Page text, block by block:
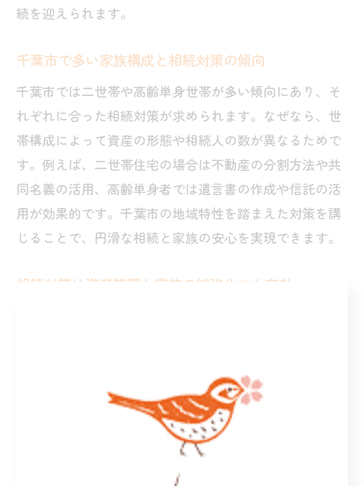
続を迎えられます。
千葉市で多い家族構成と相続対策の傾向
千葉市では二世帯や高齢単身世帯が多い傾向にあり、そ
れぞれに合った相続対策が求められます。なぜなら、世
帯構成によって資産の形態や相続人の数が異なるためで
す。例えば、二世帯住宅の場合は不動産の分割方法や共
同名義の活用、高齢単身者では遺言書の作成や信託の活
用が効果的です。千葉市の地域特性を踏まえた対策を講
じることで、円滑な相続と家族の安心を実現できます。
相続対策は資産管理と家族の絆強化にも有効
す。例えば、資産一覧の作成や将来設計の共有は、家族
全体の資産意識を高めるきっかけとなります。実践例と
して、定期的な資産確認や専門家との相談を通じて、家
族の協力体制を築くことが挙げられます。相続対策を通